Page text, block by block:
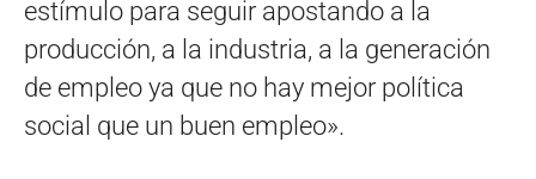
estímulo para seguir apostando a la
producción, a la industria, a la generación
de empleo ya que no hay mejor política
social que un buen empleo».